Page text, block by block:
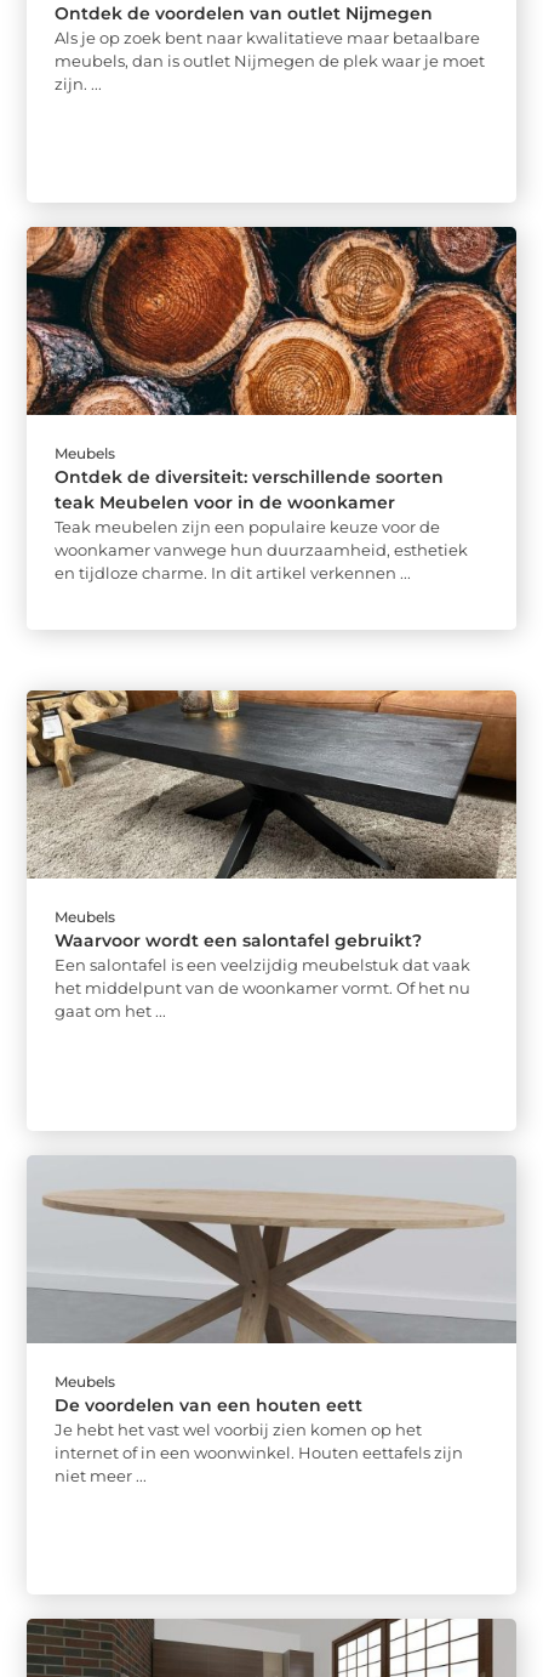
Ontdek de voordelen van outlet Nijmegen
Als je op zoek bent naar kwalitatieve maar betaalbare
meubels, dan is outlet Nijmegen de plek waar je moet
zijn. ...
Meubels
Ontdek de diversiteit: verschillende soorten
teak Meubelen voor in de woonkamer
Teak meubelen zijn een populaire keuze voor de
woonkamer vanwege hun duurzaamheid, esthetiek
en tijdloze charme. In dit artikel verkennen ...
Meubels
Waarvoor wordt een salontafel gebruikt?
Een salontafel is een veelzijdig meubelstuk dat vaak
het middelpunt van de woonkamer vormt. Of het nu
gaat om het ...
Meubels
De voordelen van een houten eett
Je hebt het vast wel voorbij zien komen op het
internet of in een woonwinkel. Houten eettafels zijn
niet meer ...